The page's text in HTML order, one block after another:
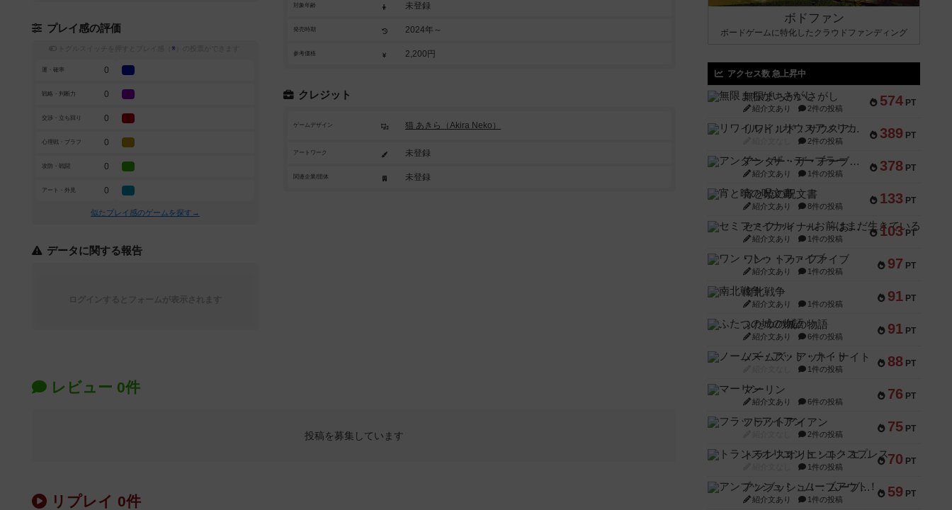
対象年齢 未登録
発売時期 2024年～
参考価格 2,200円
クレジット
ゲームデザイン 猫 あきら（Akira Neko）
アートワーク 未登録
関連企業/団体 未登録
プレイ感の評価
※
運・確率 0
戦略・判断力 0
交渉・立ち回り 0
心理戦・ブラフ 0
攻防・戦闘 0
アート・外見 0
似たプレイ感のゲームを探す→
データに関する報告
レビュー 0件
投稿を募集しています
リプレイ 0件
ボドファン
ボードゲームに特化したクラウドファンディング
アクセス数 急上昇中
574 PT
無限まちがいさがし
紹介文あり 2件の投稿
389 PT
リワイルド：サウスアメリカ
2件の投稿
378 PT
アンダー・ザ・テーブラー
紹介文あり 1件の投稿
133 PT
宵と暁の呪文書
紹介文あり 8件の投稿
103 PT
セミファイナル ～お前はまだ生きている～
紹介文あり 1件の投稿
97 PT
ワン・トゥ・ファイブ
紹介文あり 1件の投稿
91 PT
南北戦争
紹介文あり 1件の投稿
91 PT
ふたつの城の物語
紹介文あり 6件の投稿
88 PT
ノームズ・アット・ナイト
1件の投稿
76 PT
マーリン
紹介文あり 6件の投稿
75 PT
フラットアイアン
2件の投稿
70 PT
トランスオリエント・エクスプレス
1件の投稿
59 PT
アンブッシュ！：ムーブアウト！
紹介文あり 1件の投稿